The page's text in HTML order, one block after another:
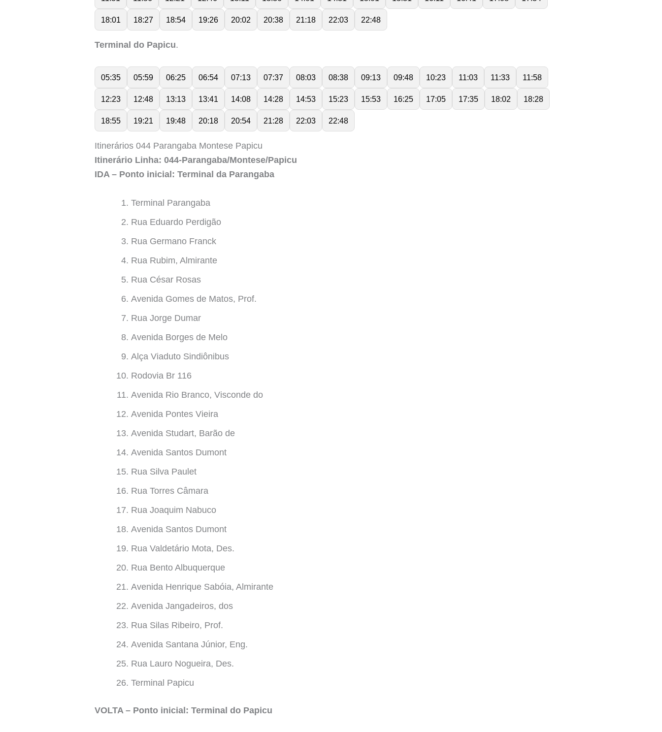
18:01 18:27 18:54 19:26 20:02 20:38 21:18 22:03 22:48
Terminal do Papicu.
05:35 05:59 06:25 06:54 07:13 07:37 08:03 08:38 09:13 09:48 10:23 11:03 11:33 11:58
12:23 12:48 13:13 13:41 14:08 14:28 14:53 15:23 15:53 16:25 17:05 17:35 18:02 18:28
18:55 19:21 19:48 20:18 20:54 21:28 22:03 22:48
Itinerários 044 Parangaba Montese Papicu
Itinerário Linha: 044-Parangaba/Montese/Papicu
IDA – Ponto inicial: Terminal da Parangaba
Terminal Parangaba
Rua Eduardo Perdigão
Rua Germano Franck
Rua Rubim, Almirante
Rua César Rosas
Avenida Gomes de Matos, Prof.
Rua Jorge Dumar
Avenida Borges de Melo
Alça Viaduto Sindiônibus
Rodovia Br 116
Avenida Rio Branco, Visconde do
Avenida Pontes Vieira
Avenida Studart, Barão de
Avenida Santos Dumont
Rua Silva Paulet
Rua Torres Câmara
Rua Joaquim Nabuco
Avenida Santos Dumont
Rua Valdetário Mota, Des.
Rua Bento Albuquerque
Avenida Henrique Sabóia, Almirante
Avenida Jangadeiros, dos
Rua Silas Ribeiro, Prof.
Avenida Santana Júnior, Eng.
Rua Lauro Nogueira, Des.
Terminal Papicu
VOLTA – Ponto inicial: Terminal do Papicu